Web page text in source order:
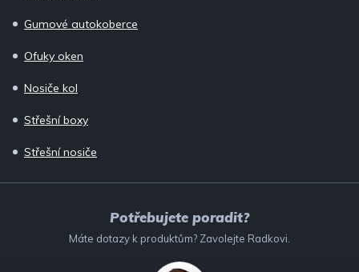
Gumové autokoberce
Ofuky oken
Nosiče kol
Střešní boxy
Střešní nosiče
Potřebujete poradit?
Máte dotazy k produktům? Zavolejte Radkovi.